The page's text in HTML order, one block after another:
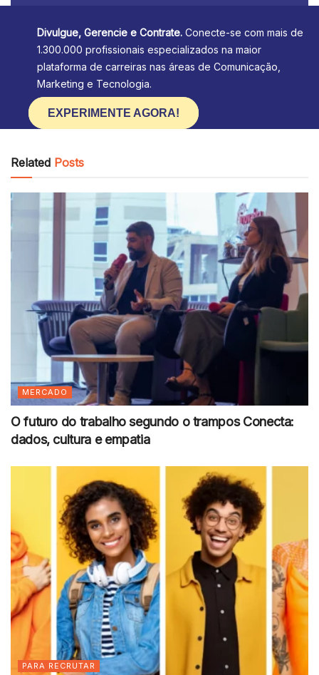
Divulgue, Gerencie e Contrate. Conecte-se com mais de
1.300.000 profissionais especializados na maior
plataforma de carreiras nas áreas de Comunicação,
Marketing e Tecnologia.
EXPERIMENTE AGORA!
Related Posts
MERCADO
O futuro do trabalho segundo o trampos Conecta:
dados, cultura e empatia
PARA RECRUTAR